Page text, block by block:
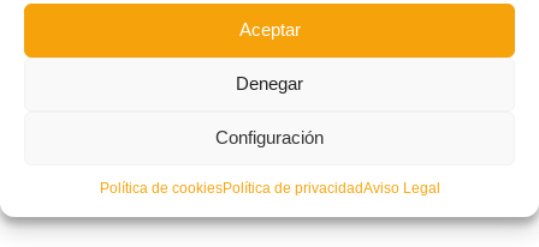
Aceptar
Denegar
Configuración
Política de cookiesPolítica de privacidadAviso Legal